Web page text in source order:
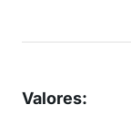
Valores: